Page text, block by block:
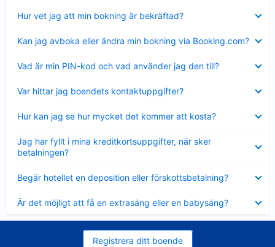
Hur vet jag att min bokning är bekräftad?
mindre
Kan jag avboka eller ändra min bokning via Booking.com?
mindre
Vad är min PIN-kod och vad använder jag den till?
mindre
Var hittar jag boendets kontaktuppgifter?
mindre
Hur kan jag se hur mycket det kommer att kosta?
mindre
Jag har fyllt i mina kreditkortsuppgifter, när sker
betalningen?
mindre
Begär hotellet en deposition eller förskottsbetalning?
mindre
Är det möjligt att få en extrasäng eller en babysäng?
mindre
Registrera ditt boende